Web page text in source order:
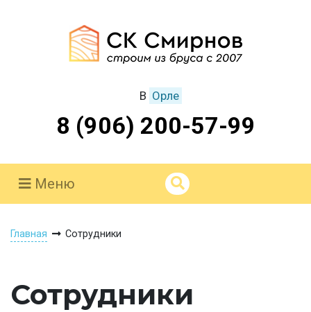
В Орле
8 (906) 200-57-99
Меню
Главная Сотрудники
Сотрудники